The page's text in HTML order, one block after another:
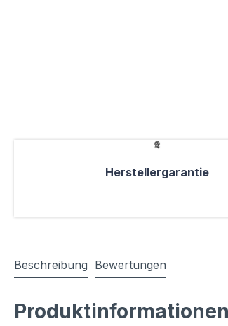
Herstellergarantie
Beschreibung Bewertungen